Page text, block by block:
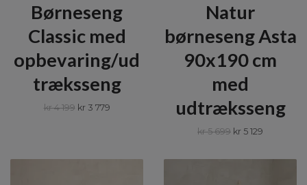
Børneseng
Classic med
opbevaring/ud
træksseng
kr 4 199 kr 3 779
Natur
børneseng Asta
90x190 cm
med
udtræksseng
kr 5 699 kr 5 129